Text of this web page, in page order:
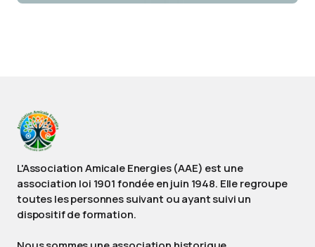
L'Association Amicale Energies (AAE) est une
association loi 1901 fondée en juin 1948. Elle regroupe
toutes les personnes suivant ou ayant suivi un
dispositif de formation.